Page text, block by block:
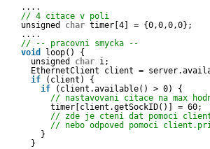
....
// 4 citace v poli
unsigned char timer[4] = {0,0,0,0};
....
// -- pracovni smycka --
void
loop() {
unsigned char i;
EthernetClient client =
if
(client) {
if
(client.available() > 0) {
// nastavovani citace na max
timer[client.getSockID()] = 60;
// zde je cteni dat pomoci
// nebo odpoved pomoci
}
}